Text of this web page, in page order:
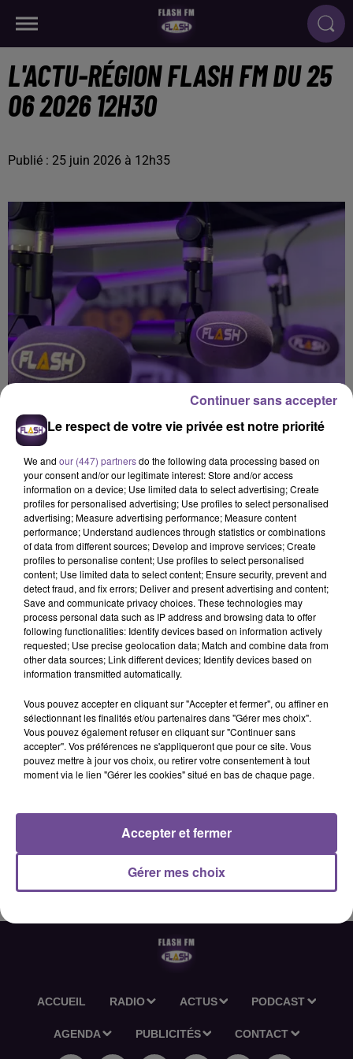
L'ACTU-RÉGION FLASH FM DU 25
06 2026 12H30
Publié : 25 juin 2026 à 12h35
Flash FM
L'actu-région Flash FM du 25 06 2026 12h30
25 juin 2026 - 2 min 35 sec
L'ACTU-RÉGION FLASH FM DU 25 06 2026 12H30
L'actu-région Flash FM du 25 06 2026 12h30
ACCUEIL RADIO ACTUS PODCAST
AGENDA PUBLICITÉS CONTACT
Le respect de votre vie privée est notre priorité
We and our (447) partnersdo the following data processing based on
your consent and/or our legitimate interest: Store and/or access
information on a device; Use limited data to select advertising; Create
profiles for personalised advertising; Use profiles to select personalised
advertising; Measure advertising performance; Measure content
performance; Understand audiences through statistics or combinations
of data from different sources; Develop and improve services; Create
profiles to personalise content; Use profiles to select personalised
content; Use limited data to select content; Ensure security, prevent and
detect fraud, and fix errors; Deliver and present advertising and content;
Save and communicate privacy choices. These technologies may
process personal data such as IP address and browsing data to offer
following functionalities: Identify devices based on information actively
requested; Use precise geolocation data; Match and combine data from
other data sources; Link different devices; Identify devices based on
information transmitted automatically.
Vous pouvez accepter en cliquant sur "Accepter et fermer", ou affiner en
sélectionnant les finalités et/ou partenaires dans "Gérer mes choix".
Vous pouvez également refuser en cliquant sur "Continuer sans
accepter". Vos préférences ne s'appliqueront que pour ce site. Vous
pouvez mettre à jour vos choix, ou retirer votre consentement à tout
moment via le lien "Gérer les cookies" situé en bas de chaque page.
Gérer mes choix
Accepter et fermer
Continuer sans accepter